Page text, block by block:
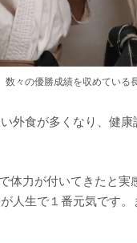
々の優勝成績を収めている
外食が多くなり、健
体力が付いてきたと
人生で１番元気です